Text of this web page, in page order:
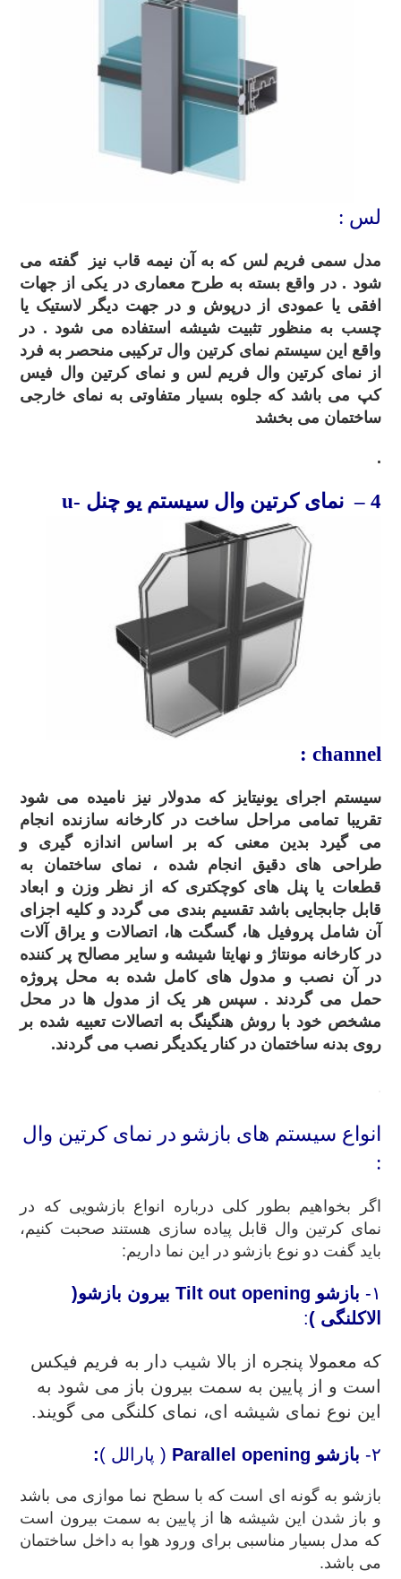
لس :
مدل سمی فریم لس که به آن نیمه قاب نیز گفته می
شود . در واقع بسته به طرح معماری در یکی از جهات
افقی یا عمودی از درپوش و در جهت دیگر لاستیک یا
چسب به منظور تثبیت شیشه استفاده می شود . در
واقع این سیستم نمای کرتین وال ترکیبی منحصر به فرد
از نمای کرتین وال فریم لس و نمای کرتین وال فیس
کپ می باشد که جلوه بسیار متفاوتی به نمای خارجی
ساختمان می بخشد
.
4 – نمای کرتینوالسیستمیو چنل u-
channel :
سیستم اجرای یونیتایز که مدولار نیز نامیده می شود
تقریبا تمامی مراحل ساخت در کارخانه سازنده انجام
می گیرد بدین معنی که بر اساس اندازه گیری و
طراحی های دقیق انجام شده ، نمای ساختمان به
قطعات یا پنل های کوچکتری که از نظر وزن و ابعاد
قابل جابجایی باشد تقسیم بندی می گردد و کلیه اجزای
آن شامل پروفیل ها، گسگت ها، اتصالات و یراق آلات
در کارخانه مونتاژ و نهایتا شیشه و سایر مصالح پر کننده
در آن نصب و مدول های کامل شده به محل پروژه
حمل می گردند . سپس هر یک از مدول ها در محل
مشخص خود با روش هنگینگ به اتصالات تعبیه شده بر
روی بدنه ساختمان در کنار یکدیگر نصب می گردند.
انواع سیستم های بازشو در نمای کرتین وال
:
اگر بخواهیم بطور کلی درباره انواع بازشویی که در
نمای کرتین وال قابل پیاده سازی هستند صحبت کنیم،
باید گفت دو نوع بازشو در این نما داریم:
۱- بازشو بیرون بازشو(
الاکلنگی ):
که معمولا پنجره از بالا شیب دار به فریم فیکس
است و از پایین به سمت بیرون باز می شود به
این نوع نمای شیشه ای، نمای کلنگی می گویند.
۲- بازشو ( پارالل ):
بازشو به گونه ای است که با سطح نما موازی می باشد
و باز شدن این شیشه ها از پایین به سمت بیرون است
که مدل بسیار مناسبی برای ورود هوا به داخل ساختمان
می باشد.